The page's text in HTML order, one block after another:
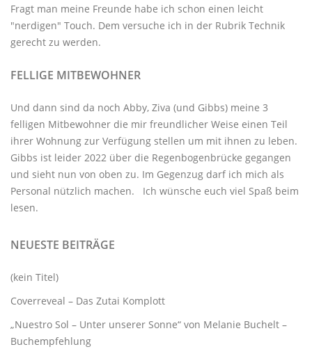
Fragt man meine Freunde habe ich schon einen leicht
"nerdigen" Touch. Dem versuche ich in der Rubrik Technik
gerecht zu werden.
FELLIGE MITBEWOHNER
Und dann sind da noch Abby, Ziva (und Gibbs) meine 3
felligen Mitbewohner die mir freundlicher Weise einen Teil
ihrer Wohnung zur Verfügung stellen um mit ihnen zu leben.
Gibbs ist leider 2022 über die Regenbogenbrücke gegangen
und sieht nun von oben zu. Im Gegenzug darf ich mich als
Personal nützlich machen. Ich wünsche euch viel Spaß beim
lesen.
NEUESTE BEITRÄGE
(kein Titel)
Coverreveal – Das Zutai Komplott
„Nuestro Sol – Unter unserer Sonne“ von Melanie Buchelt –
Buchempfehlung